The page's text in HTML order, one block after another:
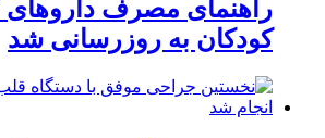
کودکان به روزرسانی شد